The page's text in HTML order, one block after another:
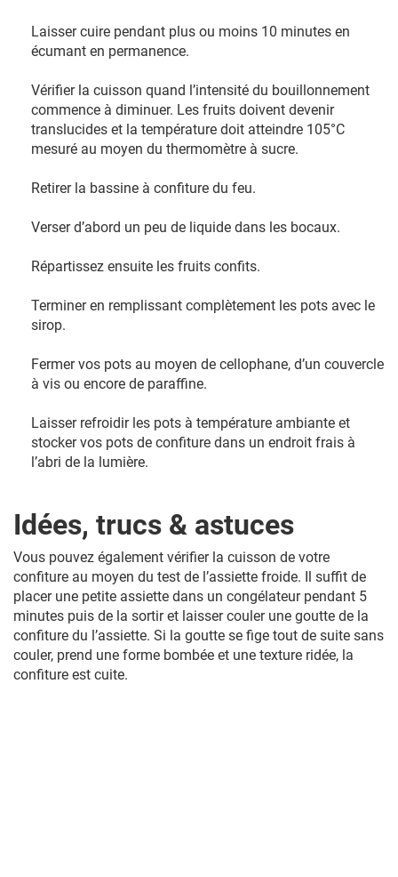
Laisser cuire pendant plus ou moins 10 minutes en
écumant en permanence.
Vérifier la cuisson quand l’intensité du bouillonnement
commence à diminuer. Les fruits doivent devenir
translucides et la température doit atteindre 105°C
mesuré au moyen du thermomètre à sucre.
Retirer la bassine à confiture du feu.
Verser d’abord un peu de liquide dans les bocaux.
Répartissez ensuite les fruits confits.
Terminer en remplissant complètement les pots avec le
sirop.
Fermer vos pots au moyen de cellophane, d’un couvercle
à vis ou encore de paraffine.
Laisser refroidir les pots à température ambiante et
stocker vos pots de confiture dans un endroit frais à
l’abri de la lumière.
Idées, trucs & astuces
Vous pouvez également vérifier la cuisson de votre
confiture au moyen du test de l’assiette froide. Il suffit de
placer une petite assiette dans un congélateur pendant 5
minutes puis de la sortir et laisser couler une goutte de la
confiture du l’assiette. Si la goutte se fige tout de suite sans
couler, prend une forme bombée et une texture ridée, la
confiture est cuite.